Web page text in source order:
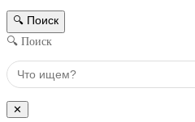
🔍 Поиск
🔍 Поиск
✕